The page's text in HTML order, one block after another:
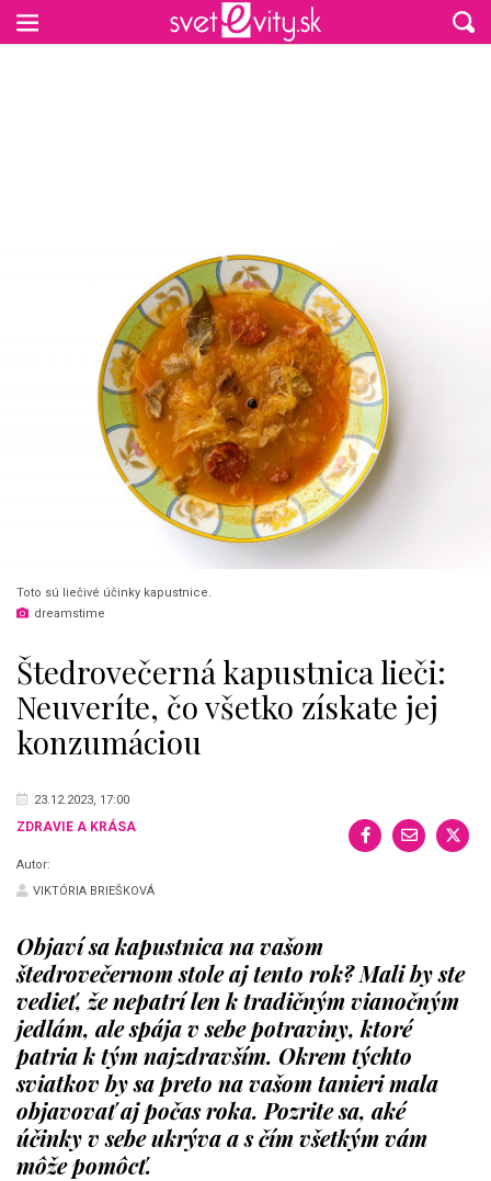
Toto sú liečivé účinky kapustnice.
dreamstime
Štedrovečerná kapustnica lieči:
Neuveríte, čo všetko získate jej
konzumáciou
23.12.2023, 17:00
ZDRAVIE A KRÁSA
Autor:
VIKTÓRIA BRIEŠKOVÁ
Objaví sa kapustnica na vašom
štedrovečernom stole aj tento rok? Mali by ste
vedieť, že nepatrí len k tradičným vianočným
jedlám, ale spája v sebe potraviny, ktoré
patria k tým najzdravším. Okrem týchto
sviatkov by sa preto na vašom tanieri mala
objavovať aj počas roka. Pozrite sa, aké
účinky v sebe ukrýva a s čím všetkým vám
môže pomôcť.